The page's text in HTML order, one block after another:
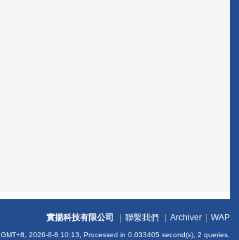
實揚科技有限公司 聯繫我們 Archiver WAP
GMT+8, 2026-8-8 10:13, Processed in 0.033405 second(s), 2 queries.